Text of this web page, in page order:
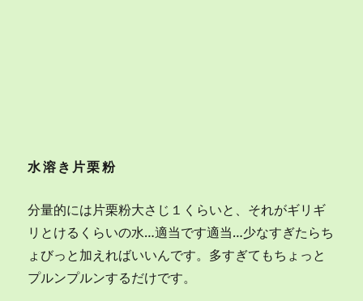
水溶き片栗粉
分量的には片栗粉大さじ１くらいと、それがギリギ
リとけるくらいの水…適当です適当…少なすぎたらち
ょびっと加えればいいんです。多すぎてもちょっと
プルンプルンするだけです。